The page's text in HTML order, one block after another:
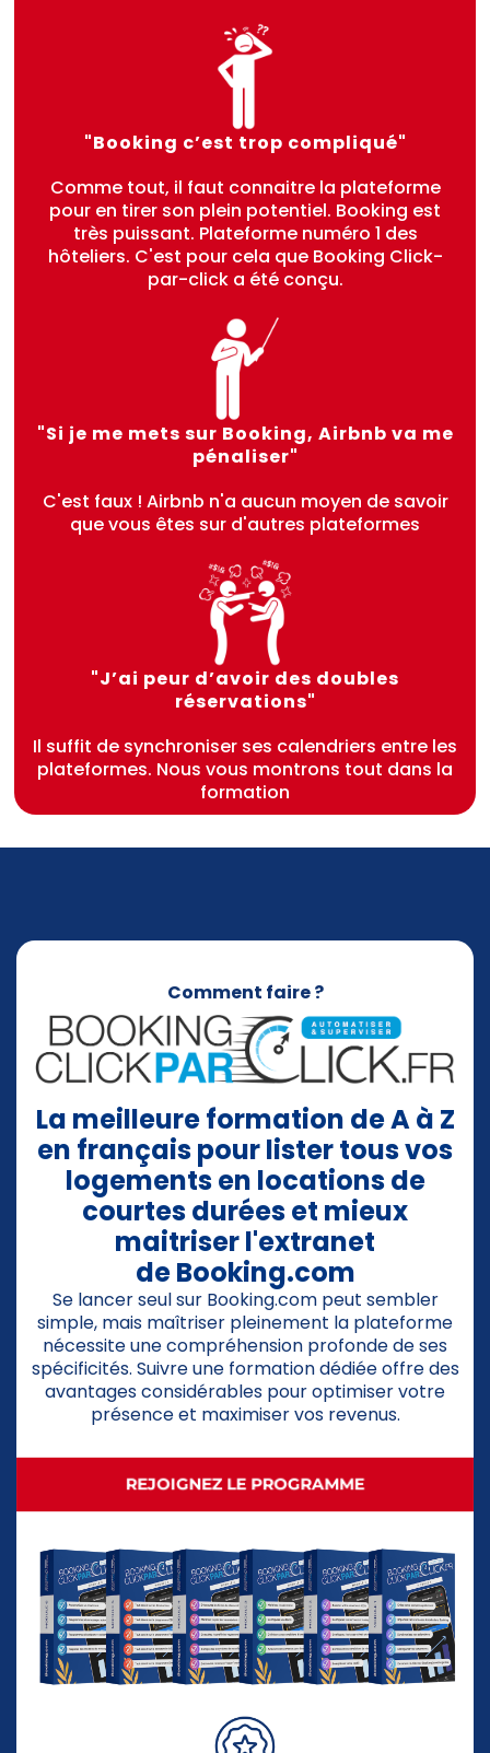
"Booking c’est trop compliqué"
Comme tout, il faut connaitre la plateforme
pour en tirer son plein potentiel. Booking est
très puissant. Plateforme numéro 1 des
hôteliers. C'est pour cela que Booking Click-
par-click a été conçu.
"Si je me mets sur Booking, Airbnb va me
pénaliser"
C'est faux ! Airbnb n'a aucun moyen de savoir
que vous êtes sur d'autres plateformes
"J’ai peur d’avoir des doubles
réservations"
Il suffit de synchroniser ses calendriers entre les
plateformes. Nous vous montrons tout dans la
formation
Comment faire ?
La meilleure formation de A à Z
en français pour lister tous vos
logements en locations de
courtes durées et mieux
maitriser l'extranet
de Booking.com
Se lancer seul sur Booking.com peut sembler
simple, mais maîtriser pleinement la plateforme
nécessite une compréhension profonde de ses
spécificités. Suivre une formation dédiée offre des
avantages considérables pour optimiser votre
présence et maximiser vos revenus.
REJOIGNEZ LE PROGRAMME